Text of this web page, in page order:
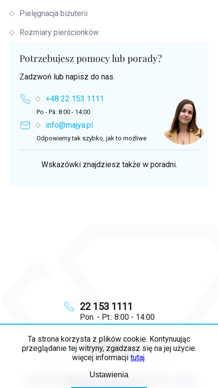
Ta strona korzysta z plików cookie. Kontynuując
przeglądanie tej witryny, zgadzasz się na jej użycie.
więcej informacji tutaj.
Ustawienia
info@ majya.pl
22 153 1111
Pon. - Pt.: 8:00 - 14:00
Pielęgnacja biżuterii
Rozmiary pierścionków
Potrzebujesz pomocy lub porady?
Zadzwoń lub napisz do nas.
+48 22 153 1111
Po - Pá: 8:00 - 14:00
info@majya.pl
Odpowiemy tak szybko, jak to możliwe
Wskazówki znajdziesz także w poradni.